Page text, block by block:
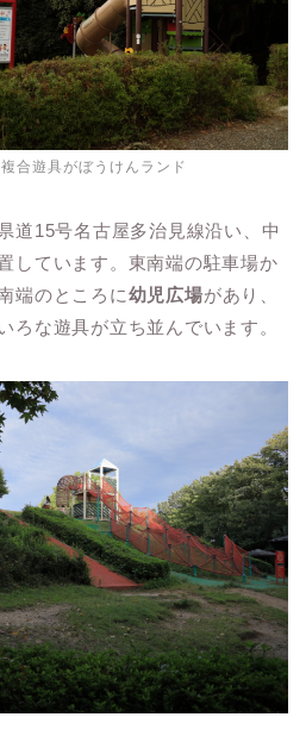
合遊具がぼうけんランド
道15号名古屋多治見線沿い、中
しています。東南端の駐車場か
端のところに幼児広場があり、
ろな遊具が立ち並んでいます。